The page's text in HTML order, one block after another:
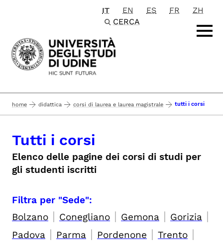
Passa al contenuto principale
IT EN ES FR
ZH
CERCA
home didattica corsi di laurea e laurea magistrale tutti i corsi
Tutti i corsi
Elenco delle pagine dei corsi di studi per
gli studenti iscritti
Filtra per "Sede":
Bolzano | Conegliano | Gemona | Gorizia |
Padova | Parma | Pordenone | Trento |